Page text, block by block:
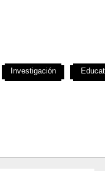
Investigación